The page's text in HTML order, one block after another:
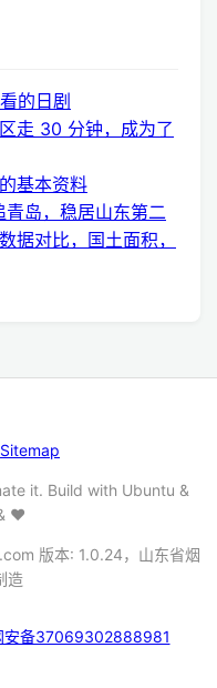
的日剧
走 30 分钟，成为了
基本资料
岛，稳居山东第二
据对比，国土面积，
Sitemap
it. Build with Ubuntu &
❤️
版本: 1.0.24，山东省烟
造
安备37069302888981